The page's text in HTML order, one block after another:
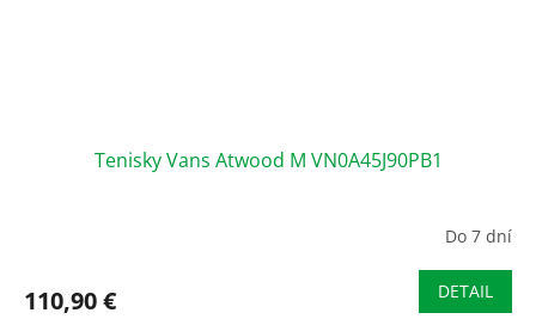
Tenisky Vans Atwood M VN0A45J90PB1
Do 7 dní
110,90 € DETAIL